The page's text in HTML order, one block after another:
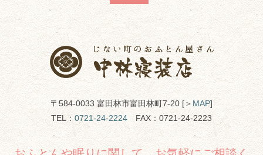
〒584-0033 富田林市富田林町7-20 [＞ MAP]
TEL： 0721-24-2224 FAX：0721-24-2223